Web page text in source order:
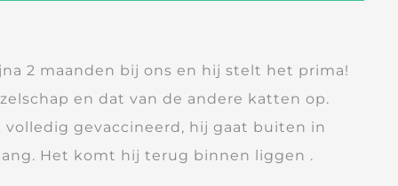
2 maanden bij ons en hij stelt het prima!
en dat van de andere katten op.
volledig gevaccineerd, hij gaat buiten in
Het komt hij terug binnen liggen .